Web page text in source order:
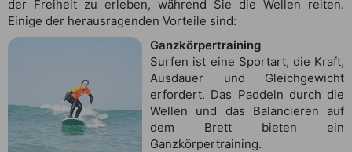
der Freiheit zu erleben, während Sie die Wellen reiten.
Einige der herausragenden Vorteile sind:
Ganzkörpertraining
Surfen ist eine Sportart, die Kraft,
Ausdauer und Gleichgewicht
erfordert. Das Paddeln durch die
Wellen und das Balancieren auf
dem Brett bieten ein
Ganzkörpertraining.